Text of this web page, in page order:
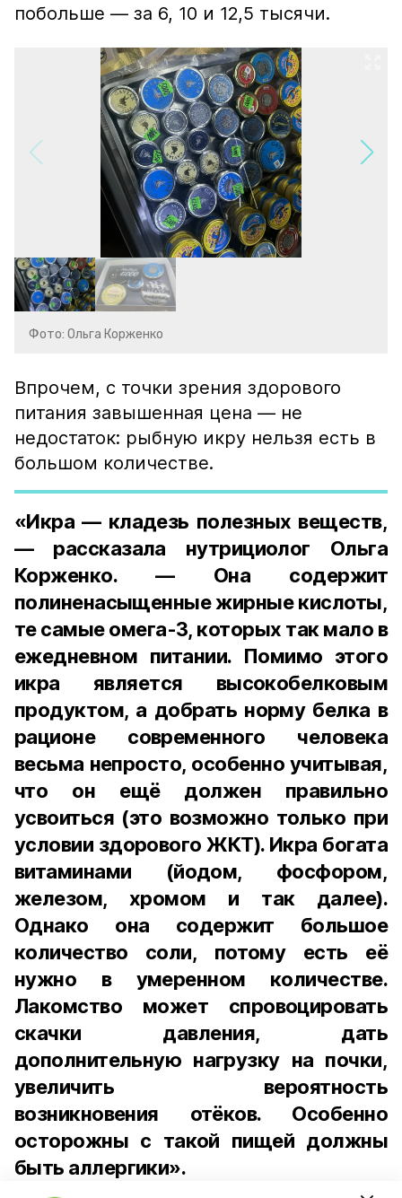
побольше — за 6, 10 и 12,5 тысячи.
Фото: Ольга Корженко
Впрочем, с точки зрения здорового
питания завышенная цена — не
недостаток: рыбную икру нельзя есть в
большом количестве.
«Икра — кладезь полезных веществ,
— рассказала нутрициолог Ольга
Корженко. — Она содержит
полиненасыщенные жирные кислоты,
те самые омега-3, которых так мало в
ежедневном питании. Помимо этого
икра является высокобелковым
продуктом, а добрать норму белка в
рационе современного человека
весьма непросто, особенно учитывая,
что он ещё должен правильно
усвоиться (это возможно только при
условии здорового ЖКТ). Икра богата
витаминами (йодом, фосфором,
железом, хромом и так далее).
Однако она содержит большое
количество соли, потому есть её
нужно в умеренном количестве.
Лакомство может спровоцировать
скачки давления, дать
дополнительную нагрузку на почки,
увеличить вероятность
возникновения отёков. Особенно
осторожны с такой пищей должны
быть аллергики».